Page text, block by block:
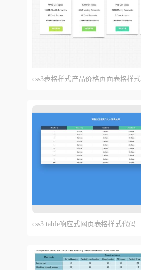
翻牌效果
css3表格样式产品价格页面表格样式
css3 table响应式网页表格样式代码